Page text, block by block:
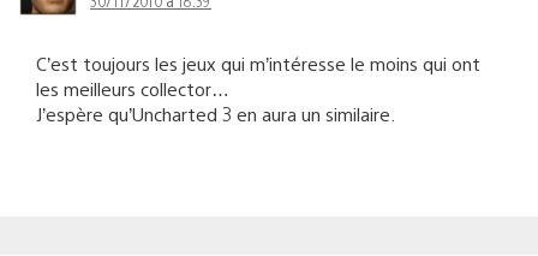
C’est toujours les jeux qui m’intéresse le moins qui ont
les meilleurs collector…
J’espère qu’Uncharted 3 en aura un similaire.